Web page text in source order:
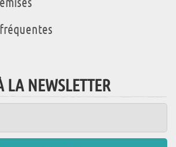
LA NEWSLETTER